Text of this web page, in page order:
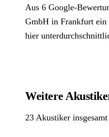
Aus 6 Google-
GmbH in Frankfurt ein
hier
Weitere
23 Akustiker